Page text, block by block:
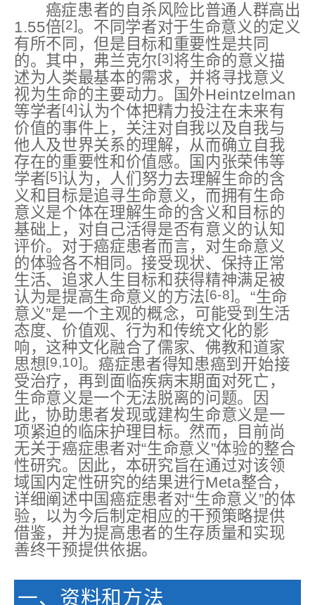
癌症患者的自杀风险比普通人群高出
1.55倍[2]。不同学者对于生命意义的定义
有所不同，但是目标和重要性是共同
的。其中，弗兰克尔[3]将生命的意义描
述为人类最基本的需求，并将寻找意义
视为生命的主要动力。国外Heintzelman
等学者[4]认为个体把精力投注在未来有
价值的事件上，关注对自我以及自我与
他人及世界关系的理解，从而确立自我
存在的重要性和价值感。国内张荣伟等
学者[5]认为，人们努力去理解生命的含
义和目标是追寻生命意义，而拥有生命
意义是个体在理解生命的含义和目标的
基础上，对自己活得是否有意义的认知
评价。对于癌症患者而言，对生命意义
的体验各不相同。接受现状、保持正常
生活、追求人生目标和获得精神满足被
认为是提高生命意义的方法[6-8]。“生命
意义”是一个主观的概念，可能受到生活
态度、价值观、行为和传统文化的影
响，这种文化融合了儒家、佛教和道家
思想[9,10]。癌症患者得知患癌到开始接
受治疗，再到面临疾病末期面对死亡，
生命意义是一个无法脱离的问题。因
此，协助患者发现或建构生命意义是一
项紧迫的临床护理目标。然而，目前尚
无关于癌症患者对“生命意义”体验的整合
性研究。因此，本研究旨在通过对该领
域国内定性研究的结果进行Meta整合，
详细阐述中国癌症患者对“生命意义”的体
验，以为今后制定相应的干预策略提供
借鉴，并为提高患者的生存质量和实现
善终干预提供依据。
一、资料和方法